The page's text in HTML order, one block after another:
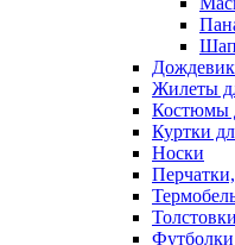
Жилеты
Костюмы
Куртки
Носки
Футболки